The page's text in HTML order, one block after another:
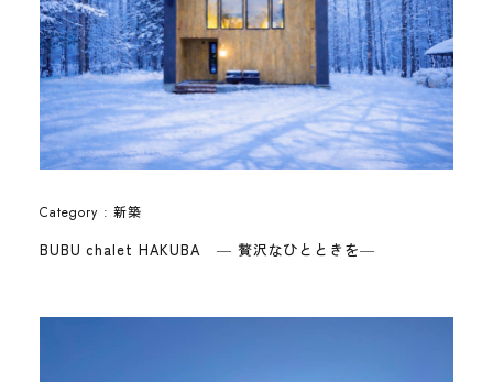
Category : 新築
BUBU chalet HAKUBA ― 贅沢なひとときを―